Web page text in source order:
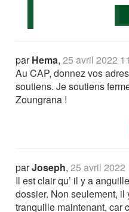
parHema,25 avril 2022
Au CAP, donnez vos
soutiens. Je soutiens
Zoungrana !
parJoseph,25 avril 2022
Il est clair qu’ il y a
dossier. Non seulement,
tranquille maintenant, car